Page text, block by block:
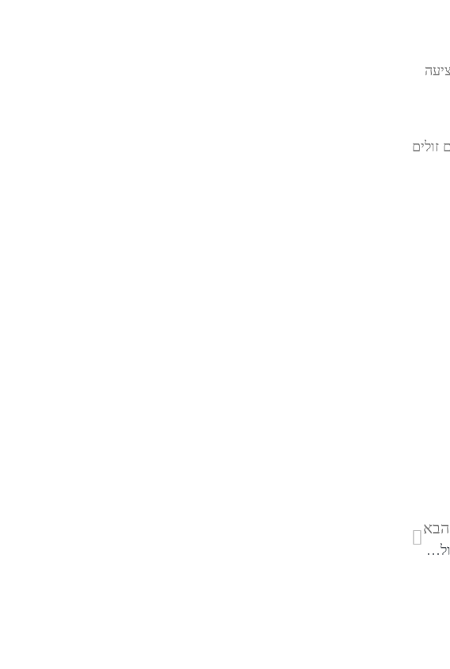
זולים
הבא
לשנה יותר מוצלחת תנו מתנות לטו בשבט, ללקוחות ולעובדים עציץ עם מסר אישי ממותג